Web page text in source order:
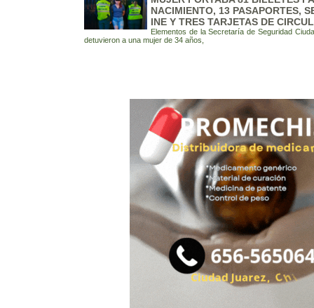
NACIMIENTO, 13 PASAPORTES,
INE Y TRES TARJETAS DE
Elementos de la Secretaría de Seguridad
detuvieron a una mujer de 34 años,